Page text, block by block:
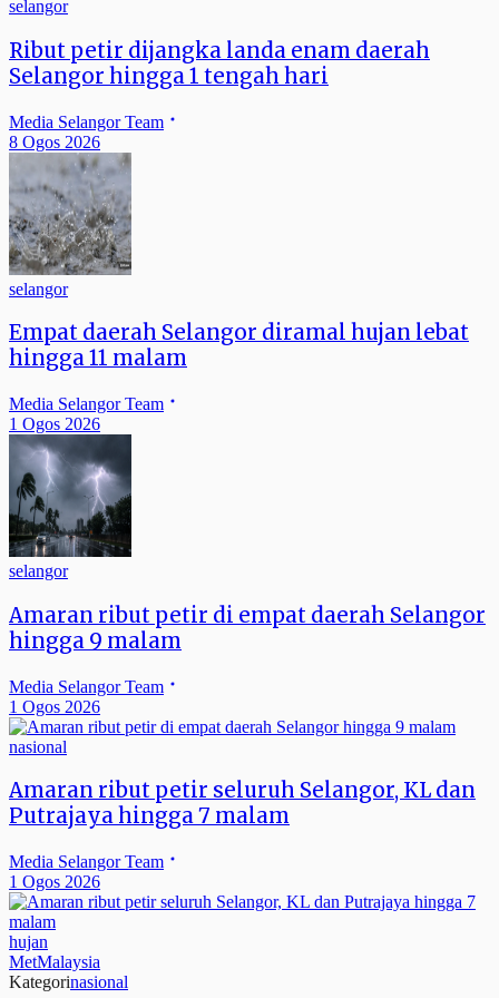
selangor
Ribut petir dijangka landa enam daerah
Selangor hingga 1 tengah hari
Media Selangor Team
8 Ogos 2026
selangor
Empat daerah Selangor diramal hujan lebat
hingga 11 malam
Media Selangor Team
1 Ogos 2026
selangor
Amaran ribut petir di empat daerah Selangor
hingga 9 malam
Media Selangor Team
1 Ogos 2026
nasional
Amaran ribut petir seluruh Selangor, KL dan
Putrajaya hingga 7 malam
Media Selangor Team
1 Ogos 2026
hujan
MetMalaysia
Kategorinasional